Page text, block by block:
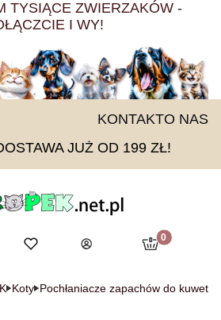
TYSIĄCE ZWIERZAKÓW -
I WY!
KONTAKTO NAS
JUŻ OD 199 ZŁ!
wyszukiwarkę
Ulubione
Zaloguj się
Produkty w
Koszyk
Koty Pochłaniacze zapachów do kuwet